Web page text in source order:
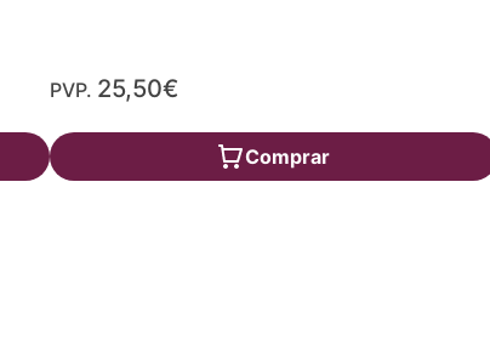
PVP. 25,50€
Comprar